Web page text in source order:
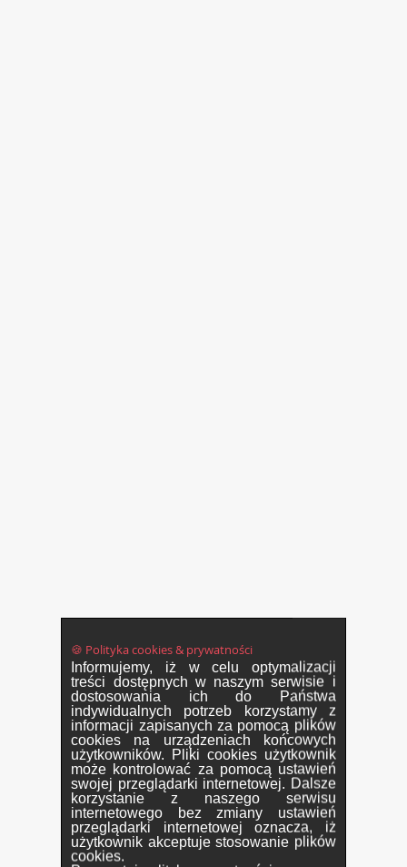
🍪 Polityka cookies & prywatności
Informujemy, iż w celu optymalizacji
treści dostępnych w naszym serwisie i
dostosowania ich do Państwa
indywidualnych potrzeb korzystamy z
informacji zapisanych za pomocą plików
cookies na urządzeniach końcowych
użytkowników. Pliki cookies użytkownik
może kontrolować za pomocą ustawień
swojej przeglądarki internetowej. Dalsze
korzystanie z naszego serwisu
internetowego bez zmiany ustawień
przeglądarki internetowej oznacza, iż
użytkownik akceptuje stosowanie plików
cookies.